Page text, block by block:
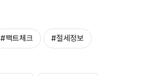
#팩트체크 #절세정보